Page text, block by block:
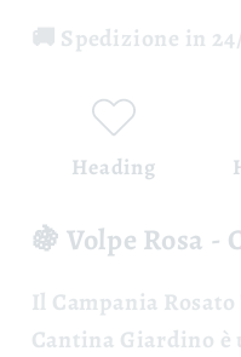
🚚 Spedizione in
Heading
🍇 Volpe Rosa
Il Campania
Cantina Giardino